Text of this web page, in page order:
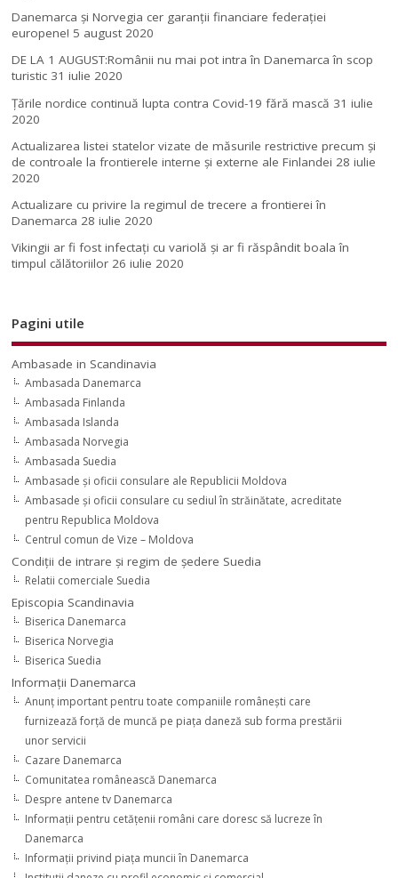
Danemarca și Norvegia cer garanții financiare federației
europene! 5 august 2020
DE LA 1 AUGUST:Românii nu mai pot intra în Danemarca în scop
turistic 31 iulie 2020
Țările nordice continuă lupta contra Covid-19 fără mască 31 iulie
2020
Actualizarea listei statelor vizate de măsurile restrictive precum și
de controale la frontierele interne și externe ale Finlandei 28 iulie
2020
Actualizare cu privire la regimul de trecere a frontierei în
Danemarca 28 iulie 2020
Vikingii ar fi fost infectaţi cu variolă şi ar fi răspândit boala în
timpul călătoriilor 26 iulie 2020
Pagini utile
Ambasade in Scandinavia
Ambasada Danemarca
Ambasada Finlanda
Ambasada Islanda
Ambasada Norvegia
Ambasada Suedia
Ambasade şi oficii consulare ale Republicii Moldova
Ambasade şi oficii consulare cu sediul în străinătate, acreditate
pentru Republica Moldova
Centrul comun de Vize – Moldova
Condiţii de intrare şi regim de şedere Suedia
Relatii comerciale Suedia
Episcopia Scandinavia
Biserica Danemarca
Biserica Norvegia
Biserica Suedia
Informaţii Danemarca
Anunţ important pentru toate companiile româneşti care
furnizează forţă de muncă pe piaţa daneză sub forma prestării
unor servicii
Cazare Danemarca
Comunitatea românească Danemarca
Despre antene tv Danemarca
Informaţii pentru cetăţenii români care doresc să lucreze în
Danemarca
Informaţii privind piaţa muncii în Danemarca